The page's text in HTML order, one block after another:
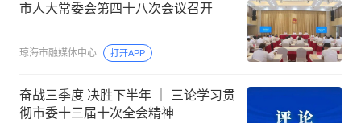
市人大常委会第四十八次会议召开
琼海市融媒体中心 打开APP
奋战三季度 决胜下半年 ｜ 三论学习贯
彻市委十三届十次全会精神